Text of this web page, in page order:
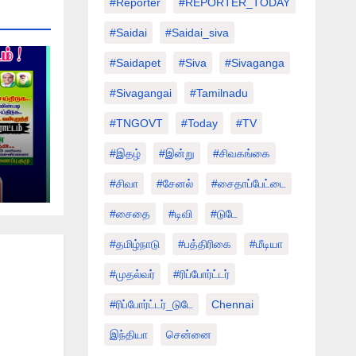
!
#saidai #saidai_siva
#saidapet #Siva #Sivaganga
#sivagangai #tamilnadu
#TNGOVT #today #TV
#இதழ் #இன்று #சிவகங்கை
#சிவா #சேனல் #சைதாப்பேட்டை
#சைதை #டிவி #டுடே
#தமிழ்நாடு #பத்திரிகை #மீடியா
#முதல்வர் #ரிப்போர்ட்டர்
#ரிப்போர்ட்டர்_டுடே Chennai
இந்தியா சென்னை